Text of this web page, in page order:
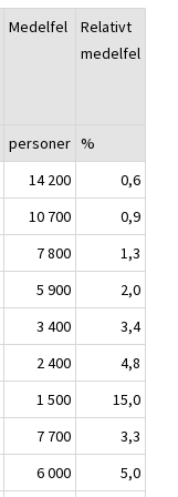
Medelfel
Relativt
medelfel
personer %
14 200
0,6
10 700
0,9
7 800
1,3
5 900
2,0
3 400
3,4
2 400
4,8
1 500
15,0
7 700
3,3
6 000
5,0